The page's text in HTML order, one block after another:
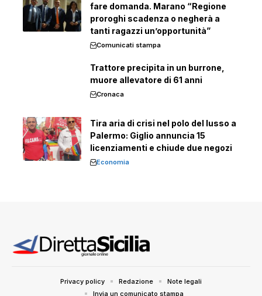
fare domanda. Marano “Regione
proroghi scadenza o negherà a
tanti ragazzi un’opportunità”
Comunicati stampa
Trattore precipita in un burrone,
muore allevatore di 61 anni
Cronaca
Tira aria di crisi nel polo del lusso a
Palermo: Giglio annuncia 15
licenziamenti e chiude due negozi
Economia
Privacy policy Redazione
Note legali
Invia un comunicato stampa